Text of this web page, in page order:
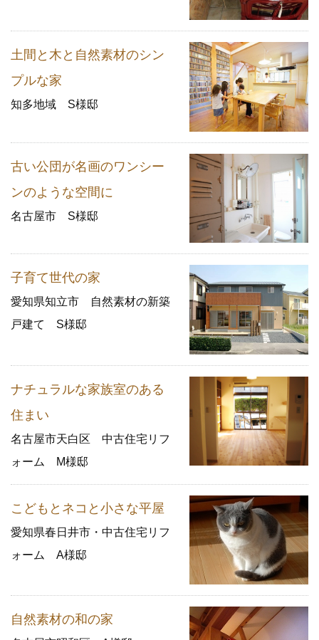
土間と木と自然素材のシン
プルな家
知多地域 S様邸
古い公団が名画のワンシー
ンのような空間に
名古屋市 S様邸
子育て世代の家
愛知県知立市 自然素材の新築
戸建て S様邸
ナチュラルな家族室のある
住まい
名古屋市天白区 中古住宅リフ
ォーム M様邸
こどもとネコと小さな平屋
愛知県春日井市・中古住宅リフ
ォーム A様邸
自然素材の和の家